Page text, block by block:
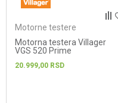
Motorne testere
Motorna testera Villager
VGS 520 Prime
20.999,00 RSD